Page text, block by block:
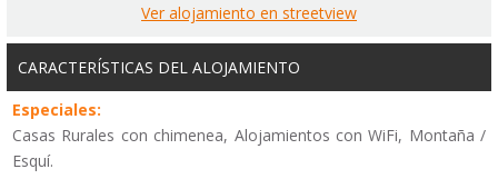
Ver alojamiento en streetview
CARACTERÍSTICAS DEL ALOJAMIENTO
Especiales:
Casas Rurales con chimenea, Alojamientos con WiFi, Montaña /
Esquí.